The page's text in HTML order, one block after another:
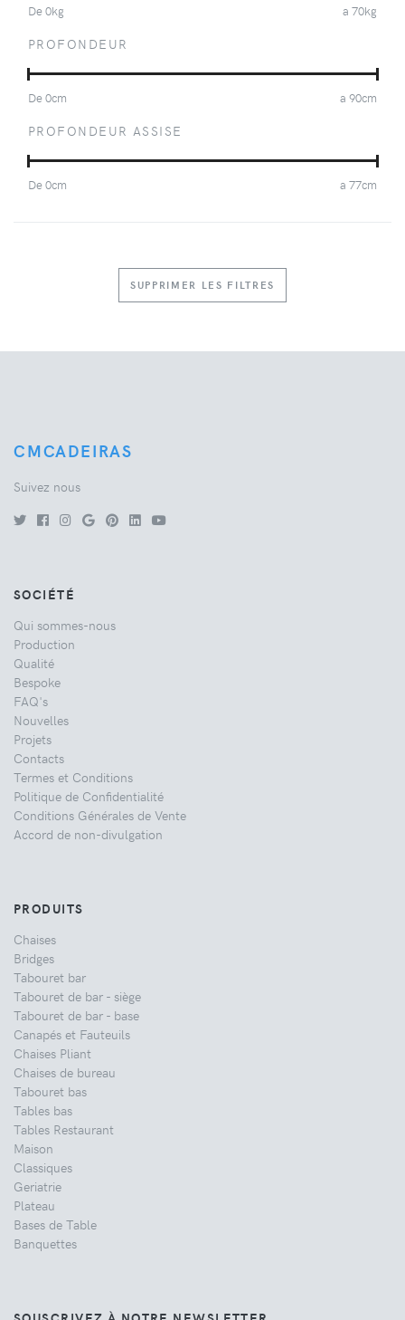
De0kg a 70kg
PROFONDEUR
De0cm a 90cm
PROFONDEUR ASSISE
De0cm a 77cm
SUPPRIMER LES FILTRES
CMCADEIRAS
Suivez nous
SOCIÉTÉ
Qui sommes-nous
Production
Qualité
Bespoke
FAQ's
Nouvelles
Projets
Contacts
Termes et Conditions
Politique de Confidentialité
Conditions Générales de Vente
Accord de non-divulgation
PRODUITS
Chaises
Bridges
Tabouret bar
Tabouret de bar - siège
Tabouret de bar - base
Canapés et Fauteuils
Chaises Pliant
Chaises de bureau
Tabouret bas
Tables bas
Tables Restaurant
Maison
Classiques
Geriatrie
Plateau
Bases de Table
Banquettes